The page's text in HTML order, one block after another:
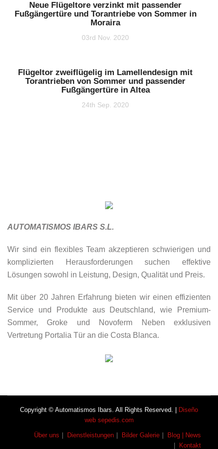
Neue Flügeltore verzinkt mit passender
Fußgängertüre und Torantriebe von Sommer in
Moraira
03rd Nov. 2020
Flügeltor zweiflügelig im Lamellendesign mit
Torantrieben von Sommer und passender
Fußgängertüre in Altea
24th Sep. 2020
AUTOMATISMOS IBARS S.L.
Wir sind ein flexibles Team akzeptieren schwierigen und
komplizierten Herausforderungen suchen effektive
Lösungen sowohl in Leistung, Design, Qualität und Preis.
Mit über 20 Jahren Erfahrung bieten wir einen effizienten
Service und Produkte aus Deutschland, wie Premium-
Sommer, Groke und Novoferm Neben exklusiven
Vertretung Portalia Tür an die Costa Blanca.
Copyright © Automatismos Ibars. All Rights Reserved. |
Diseño
web sepedis.com
Über uns Dienstleistungen Bilder Galerie
Blog | News
Kontakt